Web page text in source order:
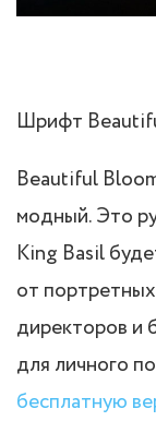
Шрифт
Beautiful
модный. Это
King Basil
от
директоров и
для личного
бесплатную